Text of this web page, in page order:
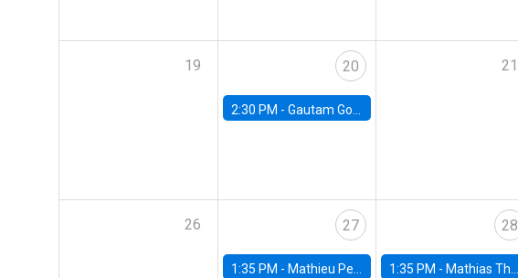
19 20
2:30 PM - Gautam Gowrisankaran, Columbia University
21
26 27
1:35 PM - Mathieu Pedemonte, IDB
28
1:35 PM - Mathias Thoenig, University of Lausanne